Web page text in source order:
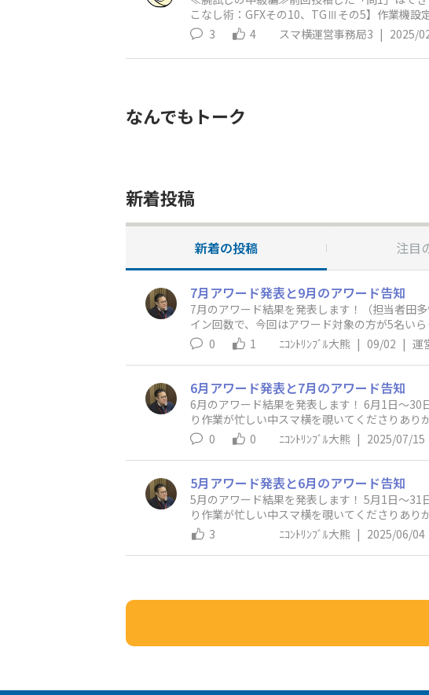
こなし術：GFXその10、TGⅢその5】作業機設
い！ 【問2】6条（条間
3 4 スマ横運営事務局3 | 2025/
なんでもトーク
新着投稿
新着の投稿 注目
7月アワード発表と9月のアワード告知
7月のアワード結果を発表します！（担当者田
イン回数で、今回はアワード対象の方が5名い
す！ 【今回のアワ
0 1 ﾆｺﾝﾄﾘﾝﾌﾞﾙ大熊 | 09/02 | 運
6月アワード発表と7月のアワード告知
6月のアワード結果を発表します！ 6月1日～
り作業が忙しい中スマ横を覗いてくださりあ
ました、あ
0 0 ﾆｺﾝﾄﾘﾝﾌﾞﾙ大熊 | 2025/07/15
5月アワード発表と6月のアワード告知
5月のアワード結果を発表します！ 5月1日～
り作業が忙しい中スマ横を覗いてくださりあ
gさん・
3 ﾆｺﾝﾄﾘﾝﾌﾞﾙ大熊 | 2025/06/04